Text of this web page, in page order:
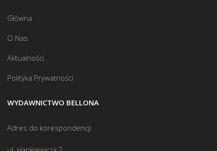
Główna
O Nas
Aktualności
Polityka Prywatności
WYDAWNICTWO BELLONA
Adres do korespondencji